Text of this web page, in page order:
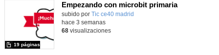
Empezando con microbit primaria
Contenido educativo.
subido por Tic ce40 madrid
19 páginas
hace 3 semanas
68visualizaciones